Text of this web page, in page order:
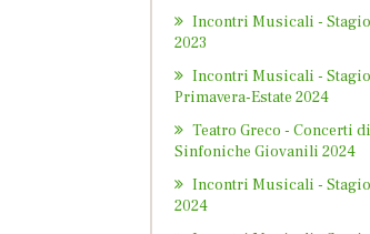
Incontri Musicali -
2023
Incontri Musicali -
Primavera-Estate 2024
Teatro Greco - Concerti
Sinfoniche Giovanili 2024
Incontri Musicali -
2024